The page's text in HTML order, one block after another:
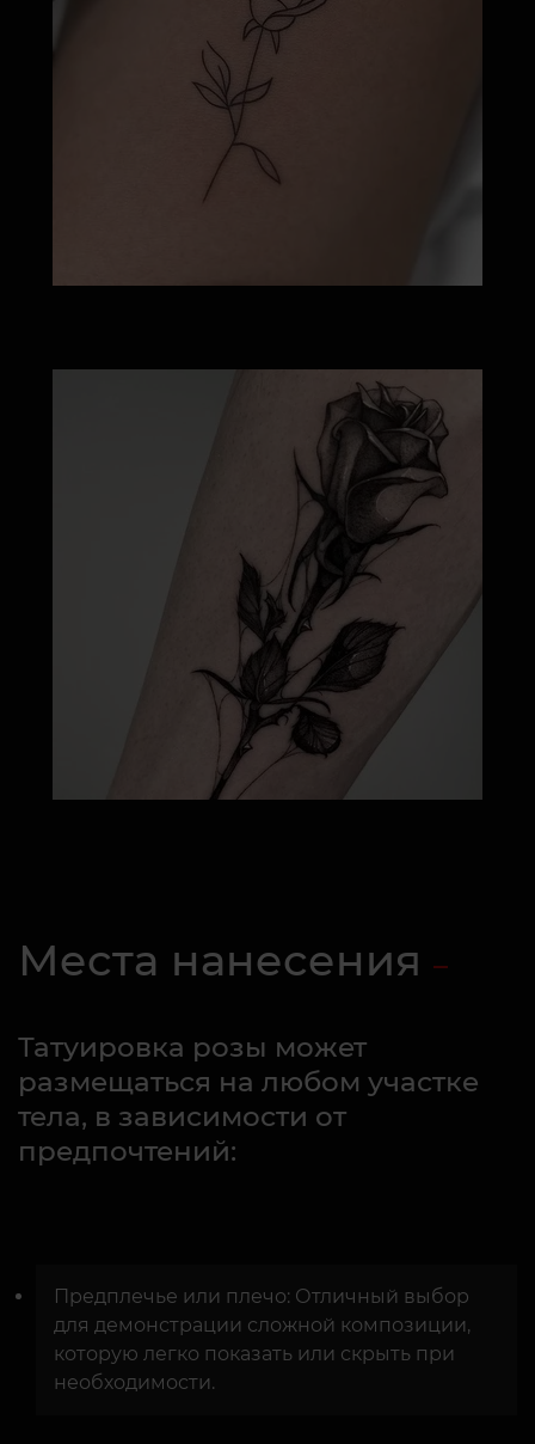
Места нанесения
Татуировка розы может
размещаться на любом участке
тела, в зависимости от
предпочтений:
Предплечье или плечо: Отличный выбор
для демонстрации сложной композиции,
которую легко показать или скрыть при
необходимости.